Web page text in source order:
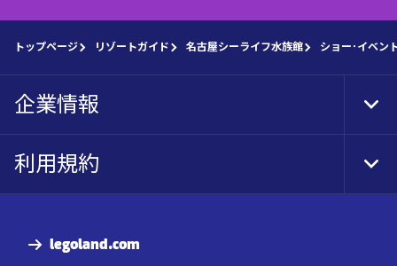
legoland.com
トップページ リゾートガイド 名古屋シーライフ水族館 ショー･イベン
企業情報
利用規約